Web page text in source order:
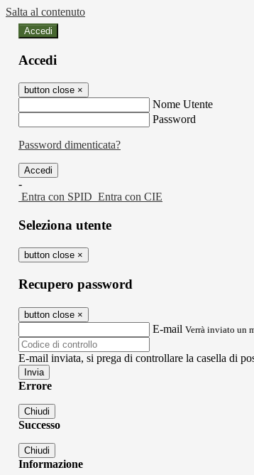
Salta al contenuto
Accedi
Accedi
button close ×
Nome Utente
Password
Password dimenticata?
-
Entra con SPID Entra con CIE
Seleziona utente
button close ×
Recupero password
button close ×
E-mail Verrà inviato un
E-mail inviata, si prega di controllare la casella di
Errore
Chiudi
Successo
Chiudi
Informazione